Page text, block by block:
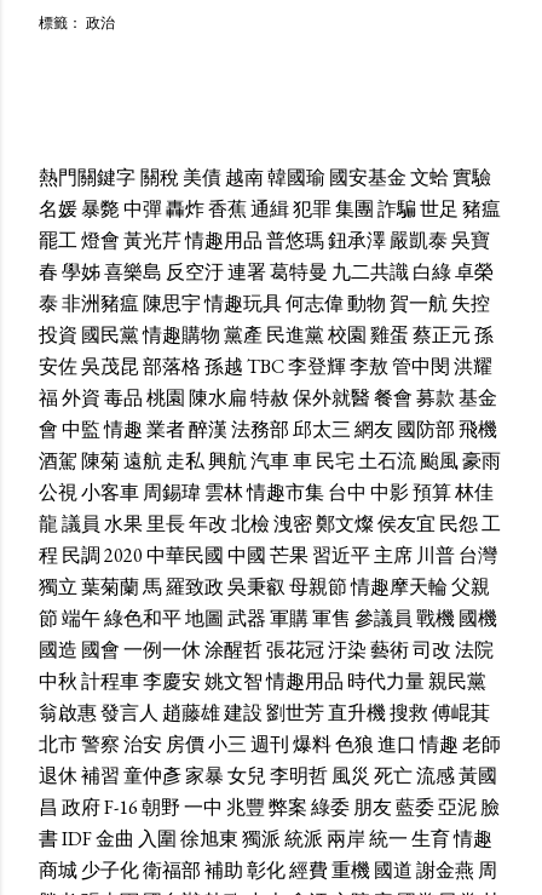
標籤： 政治
熱門關鍵字關稅美債越南韓國瑜 國安基金文蛤實驗
名媛暴斃中彈轟炸香蕉通緝犯罪集團詐騙世足 豬瘟
罷工燈會黃光芹情趣用品普悠瑪鈕承澤嚴凱泰吳寶
春學姊喜樂島 反空汙連署葛特曼 九二共識白綠卓榮
泰非洲豬瘟陳思宇情趣玩具何志偉動物賀一航失控
投資 國民黨情趣購物黨產 民進黨校園雞蛋蔡正元孫
安佐吳茂昆部落格孫越TBC李登輝李敖管中閔洪耀
福外資毒品桃園陳水扁特赦保外就醫餐會募款基金
會中監情趣業者醉漢法務部邱太三網友國防部飛機
酒駕陳菊遠航走私興航汽車車民宅土石流颱風豪雨
公視小客車周錫瑋雲林情趣市集台中 中影預算林佳
龍議員 水果里長年改北檢洩密鄭文燦侯友宜 民怨工
程 民調2020中華民國中國芒果習近平主席 川普台灣
獨立葉菊蘭馬羅致政吳秉叡母親節情趣摩天輪父親
節端午綠色和平地圖武器軍購軍售 參議員 戰機國機
國造 國會一例一休涂醒哲張花冠汙染藝術司改法院
中秋計程車李慶安姚文智情趣用品 時代力量親民黨
翁啟惠發言人 趙藤雄建設劉世芳直升機搜救傅崐萁
北市警察治安房價小三週刊爆料色狼進口 情趣老師
退休補習童仲彥家暴女兒李明哲風災 死亡流感黃國
昌 政府F-16朝野一中 兆豐弊案綠委朋友藍委亞泥臉
書IDF金曲 入圍徐旭東獨派統派 兩岸統一生育情趣
商城少子化衛福部補助彰化經費重機國道謝金燕 周